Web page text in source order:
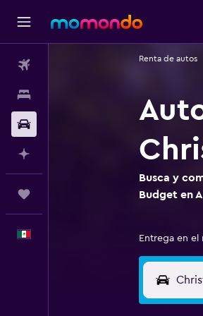
Renta de autos
Busca y
Budget en
Entrega en